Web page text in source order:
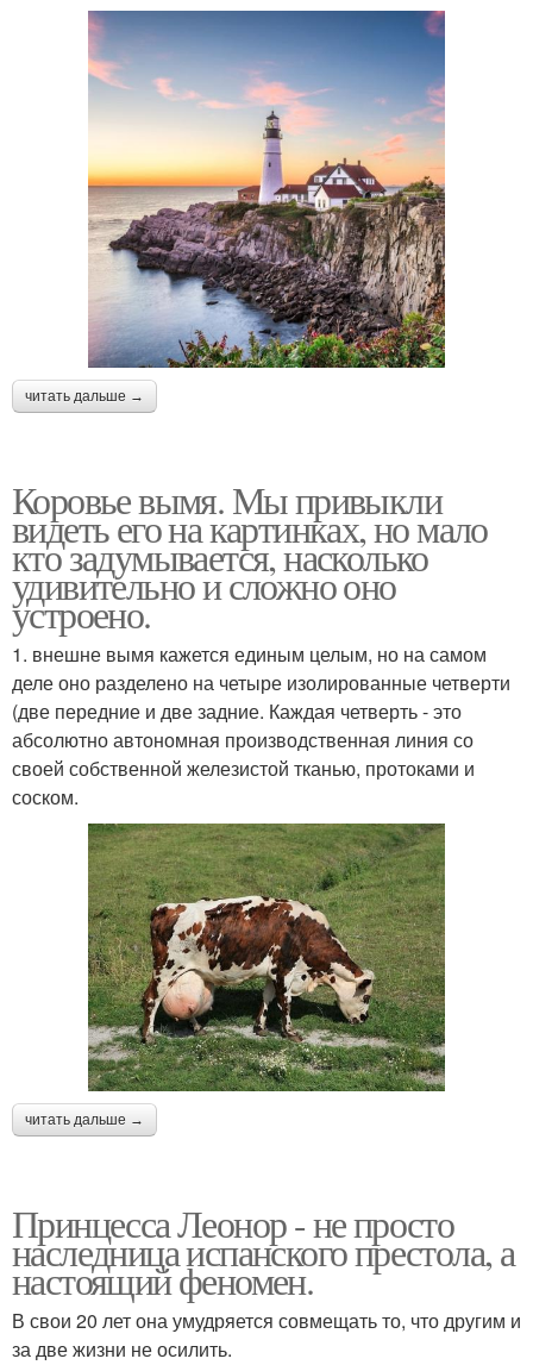
читать дальше →
Коровье вымя. Мы привыкли
видеть его на картинках, но мало
кто задумывается, насколько
удивительно и сложно оно
устроено.
1. внешне вымя кажется единым целым, но на самом
деле оно разделено на четыре изолированные четверти
(две передние и две задние. Каждая четверть - это
абсолютно автономная производственная линия со
своей собственной железистой тканью, протоками и
соском.
читать дальше →
Принцесса Леонор - не просто
наследница испанского престола, а
настоящий феномен.
В свои 20 лет она умудряется совмещать то, что другим и
за две жизни не осилить.